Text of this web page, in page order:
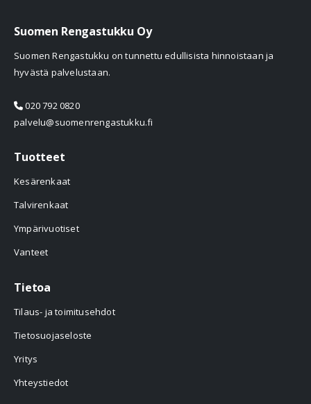
Suomen Rengastukku Oy
Suomen Rengastukku on tunnettu edullisista hinnoistaan ja
hyvästä palvelustaan.
020 792 0820
palvelu@suomenrengastukku.fi
Tuotteet
Kesärenkaat
Talvirenkaat
Ympärivuotiset
Vanteet
Tietoa
Tilaus- ja toimitusehdot
Tietosuojaseloste
Yritys
Yhteystiedot